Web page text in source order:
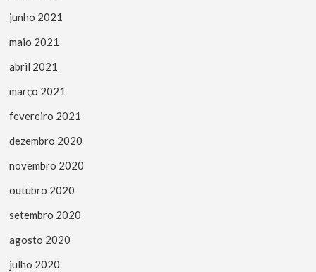
junho 2021
maio 2021
abril 2021
março 2021
fevereiro 2021
dezembro 2020
novembro 2020
outubro 2020
setembro 2020
agosto 2020
julho 2020